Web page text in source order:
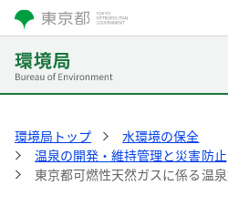
環境局トップ
水環境の保全
温泉の開発・維持管理と災害防止
東京都可燃性天然ガスに係る温